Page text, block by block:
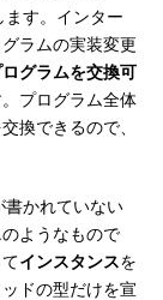
す。インター
ラムの実装変更
ログラムを交換可
プログラム全体
換できるので、
かれていない
のようなもので
インスタンスを
ドの型だけを宣